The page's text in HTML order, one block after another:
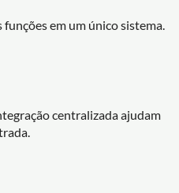
em um único sistema.
centralizada ajudam